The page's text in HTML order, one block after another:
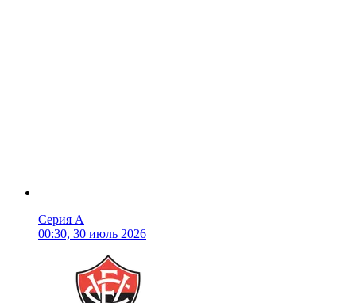
Серия А
00:30, 30 июль 2026